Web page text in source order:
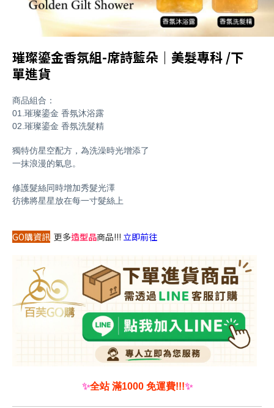
璀璨鎏金香氛組-席詩藍朵｜美髮專科 /下
單進貨
商品組合：
01. 璀璨鎏金 香氛沐浴露
02. 璀璨鎏金 香氛洗髮精
獨特仿星空配方，為洗澡時光增添了
一抹浪漫的氣息。
修護髮絲同時增加秀髮光澤
彷彿將星星放在每一寸髮絲上
GO購資訊 更多造型品商品!!! 立即前往
✨全站 滿1000 免運費!!!✨